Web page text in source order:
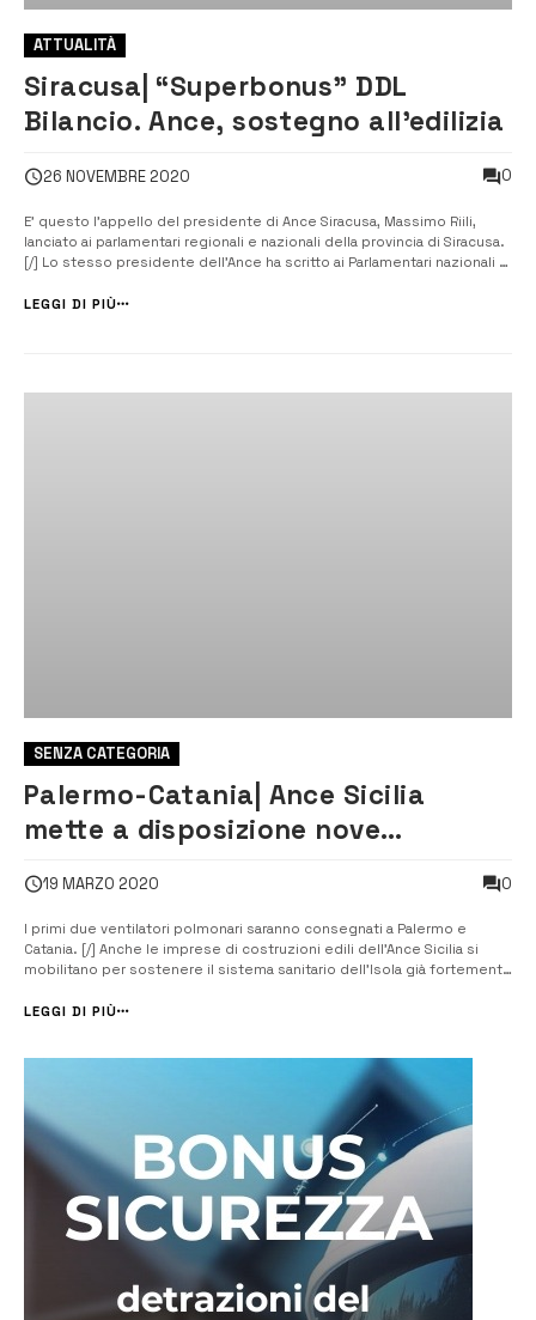
ATTUALITÀ
Siracusa| “Superbonus” DDL
Bilancio. Ance, sostegno all’edilizia
26 NOVEMBRE 2020 0
E’ questo l’appello del presidente di Ance Siracusa, Massimo Riili,
lanciato ai parlamentari regionali e nazionali della provincia di Siracusa.
[/] Lo stesso presidente dell’Ance ha scritto ai Parlamentari nazionali e
forza, in sede di discussione del disegno di legge di...
LEGGI DI PIÙ
SENZA CATEGORIA
Palermo-Catania| Ance Sicilia
mette a disposizione nove
19 MARZO 2020 0
I primi due ventilatori polmonari saranno consegnati a Palermo e
Catania. [/] Anche le imprese di costruzioni edili dell’Ance Sicilia si
mobilitano per sostenere il sistema sanitario dell’Isola già fortemente
picco. L’associazione regionale dei costruttori già nei primissimi ...
LEGGI DI PIÙ